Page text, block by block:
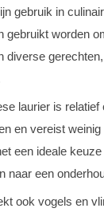
gebruik in
gebruikt worden
diverse
laurier is relatief
en vereist
een ideale
naar een
ook vogels en